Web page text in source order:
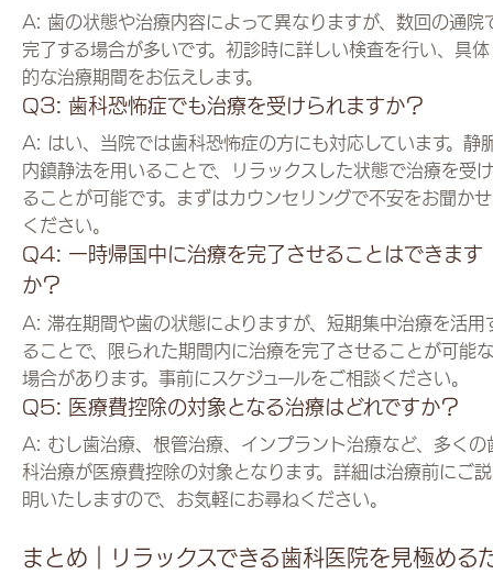
A: 歯の状態や治療内容によって異なりますが、数回の通院
完了する場合が多いです。初診時に詳しい検査を行い、具体
的な治療期間をお伝えします。
Q3: 歯科恐怖症でも治療を受けられますか？
A: はい、当院では歯科恐怖症の方にも対応しています。静
内鎮静法を用いることで、リラックスした状態で治療を受け
ることが可能です。まずはカウンセリングで不安をお聞かせ
ください。
Q4: 一時帰国中に治療を完了させることはできます
か？
A: 滞在期間や歯の状態によりますが、短期集中治療を活用
ることで、限られた期間内に治療を完了させることが可能な
場合があります。事前にスケジュールをご相談ください。
Q5: 医療費控除の対象となる治療はどれですか？
A: むし歯治療、根管治療、インプラント治療など、多くの
科治療が医療費控除の対象となります。詳細は治療前にご説
明いたしますので、お気軽にお尋ねください。
まとめ｜リラックスできる歯科医院を見極める